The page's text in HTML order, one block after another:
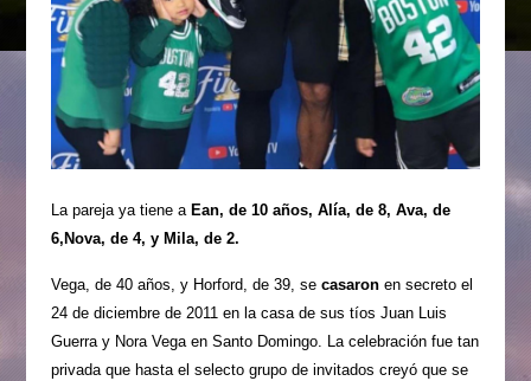
La pareja ya tiene a Ean, de 10 años, Alía, de 8, Ava, de
6,Nova, de 4, y Mila, de 2.
Vega, de 40 años, y Horford, de 39, se casaron en secreto el
24 de diciembre de 2011 en la casa de sus tíos Juan Luis
Guerra y Nora Vega en Santo Domingo. La celebración fue tan
privada que hasta el selecto grupo de invitados creyó que se